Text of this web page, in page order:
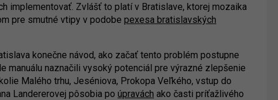
implementovať. Zvlášť to platí v Bratislave, ktorej mozaika
pre smutné vtipy v podobe pexesa bratislavských
konečne návod, ako začať tento problém postupne
manuálu naznačili vysoký potenciál pre výrazné zlepšenie
Malého trhu, Jeséniova, Prokopa Veľkého, vstup do
Landererovej pôsobia po úpravách ako časti príťažlivého